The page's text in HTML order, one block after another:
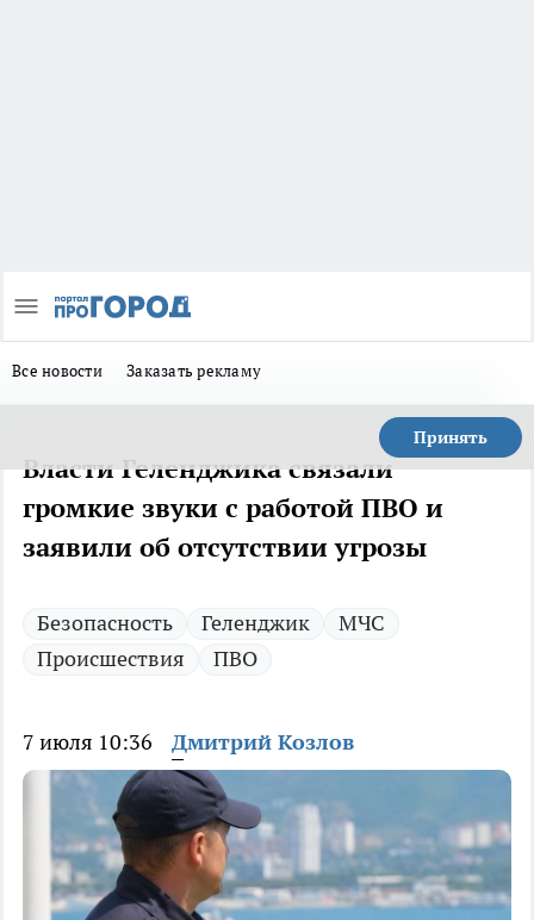
Все новости Заказать рекламу
Принять
Власти Геленджика связали
громкие звуки с работой ПВО и
заявили об отсутствии угрозы
Безопасность Геленджик
МЧС
Происшествия
ПВО
7 июля 10:36 Дмитрий Козлов